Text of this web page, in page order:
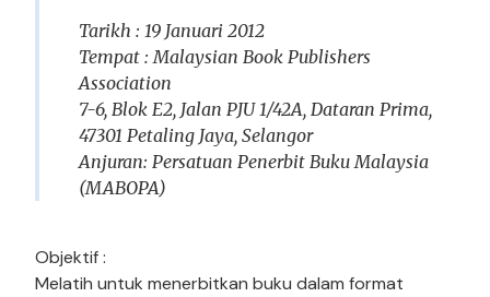
Tarikh : 19 Januari 2012
Tempat : Malaysian Book Publishers
Association
7-6, Blok E2, Jalan PJU 1/42A, Dataran Prima,
47301 Petaling Jaya, Selangor
Anjuran: Persatuan Penerbit Buku Malaysia
(MABOPA)
Objektif :
Melatih untuk menerbitkan buku dalam format